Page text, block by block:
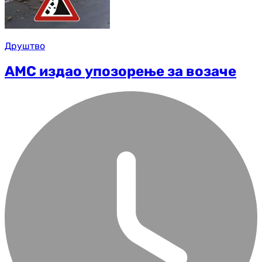
Друштво
АМС издао упозорење за возаче